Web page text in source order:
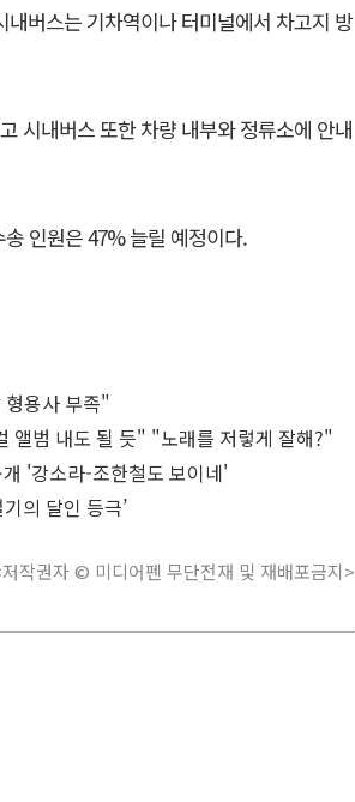
버스는 기차역이나 터미널에서 차고지 방
시내버스 또한 차량 내부와 정류소에 안내
인원은 47% 늘릴 예정이다.
용사 부족"
앨범 내도 될 듯" "노래를 저렇게 잘해?"
'강소라-조한철도 보이네'
의 달인 등극’
작권자 © 미디어펜 무단전재 및 재배포금지>